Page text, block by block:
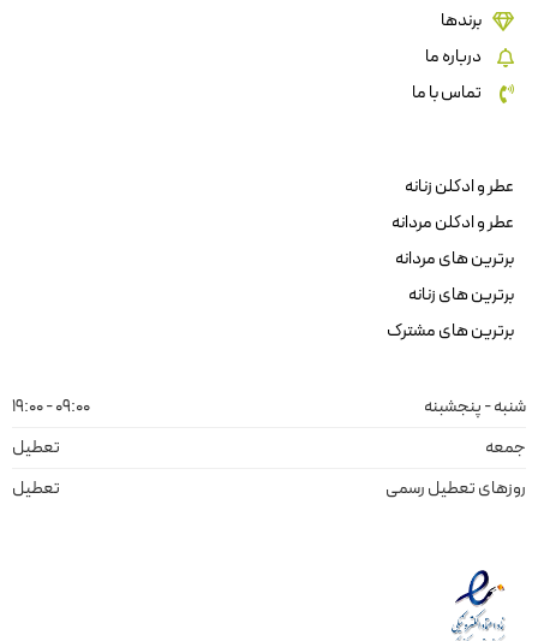
برندها
درباره ما
تماس با ما
عطر و ادکلن زنانه
عطر و ادکلن مردانه
برترین های مردانه
برترین های زنانه
برترین های مشترک
شنبه - پنجشبنه
09:00 - 19:00
جمعه
تعطیل
روزهای تعطیل رسمی
تعطیل